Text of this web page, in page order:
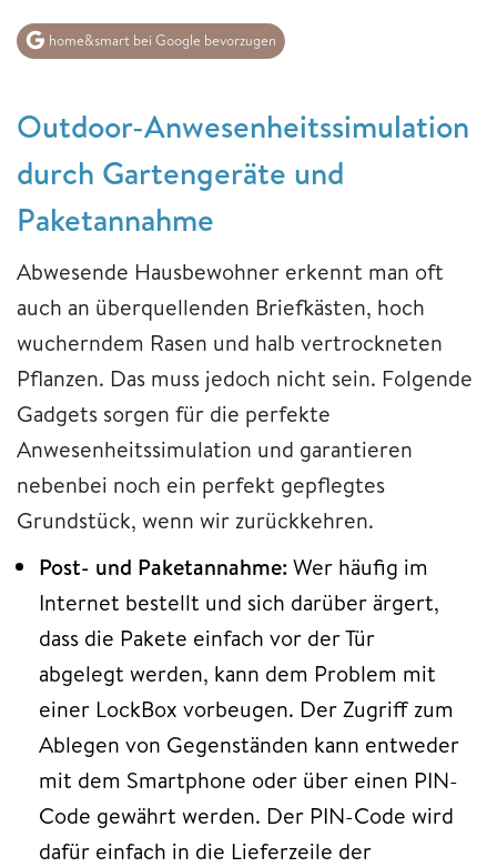
home&smart bei Google bevorzugen
Outdoor-Anwesenheitssimulation
durch Gartengeräte und
Paketannahme
Abwesende Hausbewohner erkennt man oft
auch an überquellenden Briefkästen, hoch
wucherndem Rasen und halb vertrockneten
Pflanzen. Das muss jedoch nicht sein. Folgende
Gadgets sorgen für die perfekte
Anwesenheitssimulation und garantieren
nebenbei noch ein perfekt gepflegtes
Grundstück, wenn wir zurückkehren.
Post- und Paketannahme: Wer häufig im
Internet bestellt und sich darüber ärgert,
dass die Pakete einfach vor der Tür
abgelegt werden, kann dem Problem mit
einer LockBox vorbeugen. Der Zugriff zum
Ablegen von Gegenständen kann entweder
mit dem Smartphone oder über einen PIN-
Code gewährt werden. Der PIN-Code wird
dafür einfach in die Lieferzeile der